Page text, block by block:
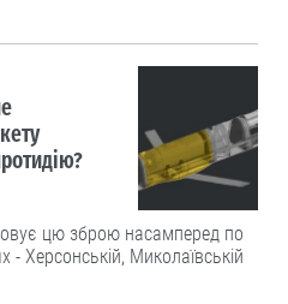
цю зброю насамперед по
Херсонській, Миколаївській